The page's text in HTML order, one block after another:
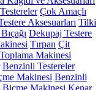
Çok Amaçlı
Aksesuarları Tilki
Dekupaj Testere
Tırpan Çit
Makinesi
Benzinli Testereler
Makinesi Benzinli
Makinesi Kenar